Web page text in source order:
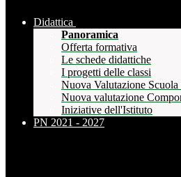
Didattica
Panoramica
Offerta formativa
Le schede didattiche
I progetti delle classi
Nuova Valutazione Scuola
Nuova valutazione
Iniziative dell'Istituto
PN 2021 - 2027